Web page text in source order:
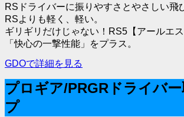
RSドライバーに振りやすさとやさしい飛
RSよりも軽く、軽い。
ギリギリだけじゃない！RS5【アールエ
「快心の一撃性能」をプラス。
GDOで詳細を見る
プロギア/PRGRドライバ
プ